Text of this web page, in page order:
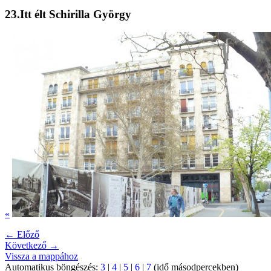
23.Itt élt Schirilla György
«
← Előző
Következő →
Vissza a mappához
Automatikus böngészés: 3 | 4 | 5 | 6 | 7 (idő másodpercekben)